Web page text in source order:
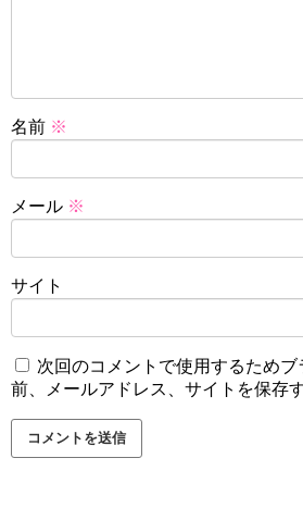
名前 ※
メール ※
サイト
次回のコメントで使用するため
前、メールアドレス、サイトを保存す